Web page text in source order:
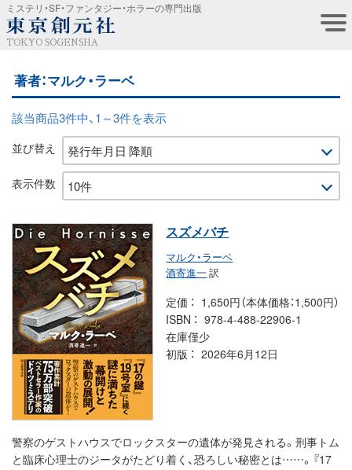
ミステリ・SF・ファンタジー・ホラーの専門出版
TOKYO SOGENSHA
著者：マルク・ラーベ
該当商品3件中、1～3件を表示
並び替え
表示件数
スズメバチ
マルク・ラーベ
酒寄進一訳
定価
1,650円（本体価格：1,500円）
ISBN
978-4-488-22906-1
在庫僅少
初版
2026年6月12日
警察のゲストハウスでロックスターの遺体が発見される。刑事トム
と臨床心理士のジータがたどり着く、恐ろしい秘密とは……。『17